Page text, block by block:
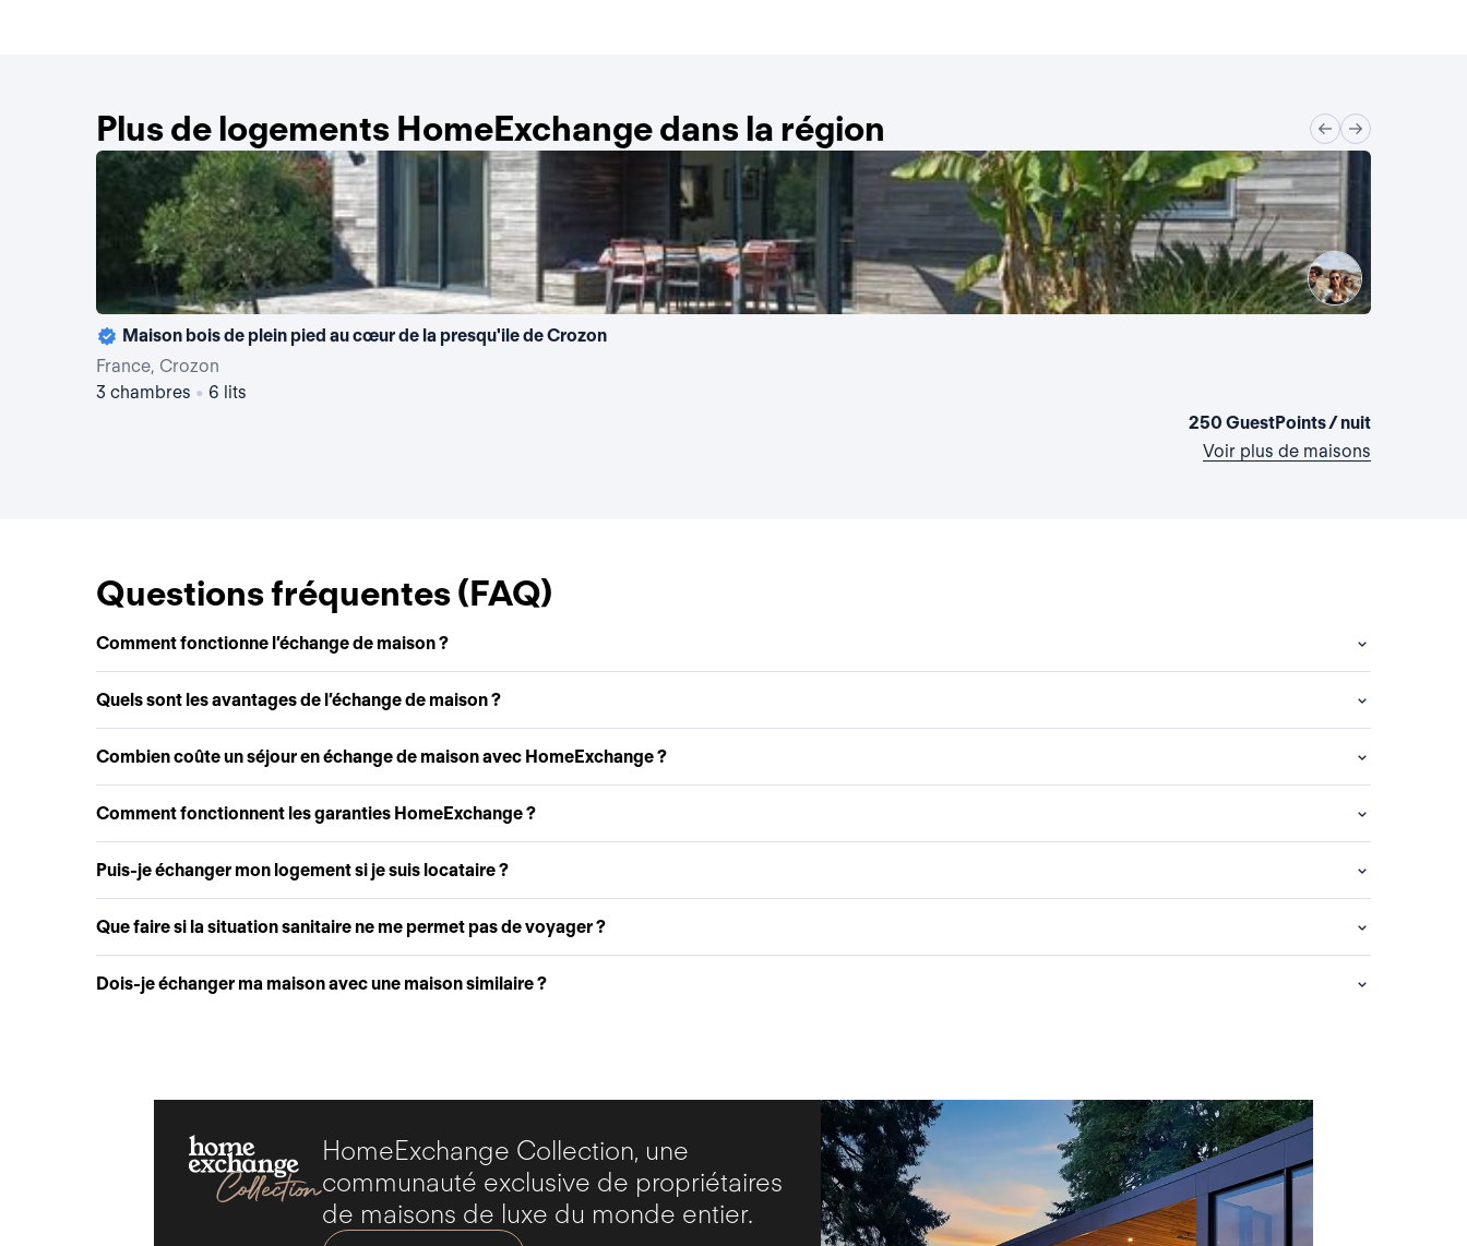
Plus de logements HomeExchange dans la région
Maison bois de plein pied au cœur de la presqu'ile de Crozon
France, Crozon
3 chambres • 6 lits
250 GuestPoints / nuit
Voir plus de maisons
Questions fréquentes (FAQ)
Comment fonctionne l’échange de maison ?
Quels sont les avantages de l’échange de maison ?
Combien coûte un séjour en échange de maison avec HomeExchange ?
Comment fonctionnent les garanties HomeExchange ?
Puis-je échanger mon logement si je suis locataire ?
Que faire si la situation sanitaire ne me permet pas de voyager ?
Dois-je échanger ma maison avec une maison similaire ?
HomeExchange Collection, une
communauté exclusive de propriétaires
de maisons de luxe du monde entier.